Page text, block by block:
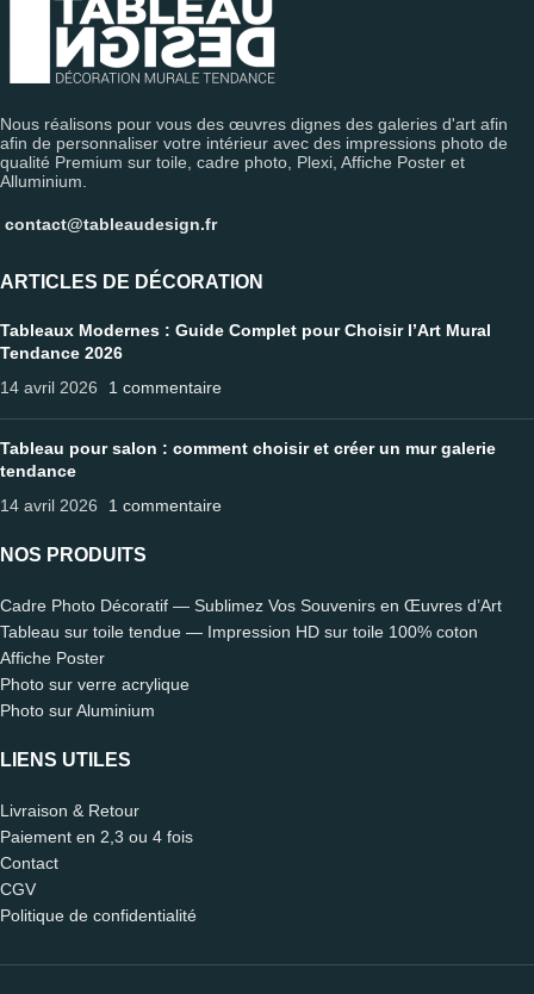
Nous réalisons pour vous des œuvres dignes des galeries d'art afin
afin de personnaliser votre intérieur avec des impressions photo de
qualité Premium sur toile, cadre photo, Plexi, Affiche Poster et
Alluminium.
contact@tableaudesign.fr
ARTICLES DE DÉCORATION
Tableaux Modernes : Guide Complet pour Choisir l’Art Mural
Tendance 2026
14 avril 2026
1 commentaire
Tableau pour salon : comment choisir et créer un mur galerie
tendance
14 avril 2026
1 commentaire
NOS PRODUITS
Cadre Photo Décoratif — Sublimez Vos Souvenirs en Œuvres d’Art
Tableau sur toile tendue — Impression HD sur toile 100% coton
Affiche Poster
Photo sur verre acrylique
Photo sur Aluminium
LIENS UTILES
Livraison & Retour
Paiement en 2,3 ou 4 fois
Contact
CGV
Politique de confidentialité